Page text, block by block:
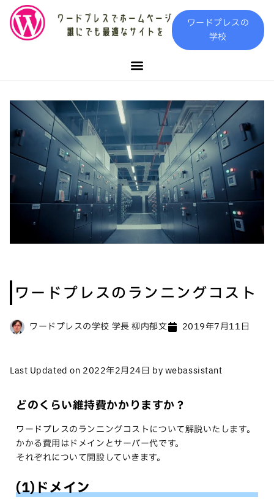
ワードプレスの
学校
ワードプレスのランニングコスト
ワードプレスの学校 学長 柳内郁文 2019年7月11日
Last Updated on 2022年2月24日 by webassistant
どのくらい維持費かかりますか？
ワードプレスのランニングコストについて解説いたします。
かかる費用はドメインとサーバー代です。
それぞれについて開設していきます。
(1)ドメイン